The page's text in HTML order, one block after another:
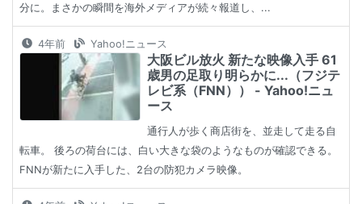
分に。まさかの瞬間を海外メディアが続々報道し、...
4年前 Yahoo!ニュース
大阪ビル放火 新たな映像入手 61
歳男の足取り明らかに...（フジテ
レビ系（FNN）） - Yahoo!ニュ
ース
通行人が歩く商店街を、並走して走る自
転車。 後ろの荷台には、白い大きな袋のようなものが確認できる。
FNNが新たに入手した、2台の防犯カメラ映像。